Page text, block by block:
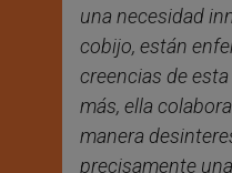
una necesidad
cobijo, están
creencias de
más, ella
manera
precisamente